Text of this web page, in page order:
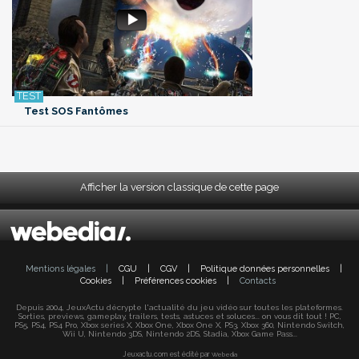
Test SOS Fantômes
Afficher la version classique de cette page
Mentions légales CGU CGV Politique données personnelles
Cookies
Préférences cookies Contacts
Depuis 2004, JeuxActu décrypte l'actualité du jeu vidéo sur toutes les plateformes.
Sorties, previews, gameplay, trailers, tests, astuces et soluces... on vous dit tout ! PC,
PS5, PS4, PS4 Pro, Xbox series X, Xbox One, Xbox One X, PS3, Xbox 360, Nintendo Switch,
Wii U, Nintendo 3DS, Nintendo 2DS, Stadia, Xbox Game Pass...
Jeuxactu.com est édité par Webedia